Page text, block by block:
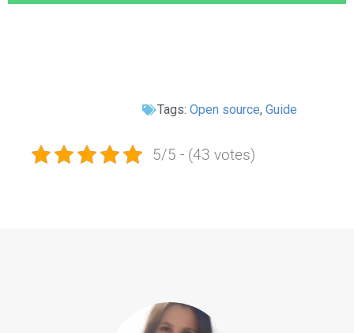
Tags: Open source, Guide
5/5 - (43 votes)